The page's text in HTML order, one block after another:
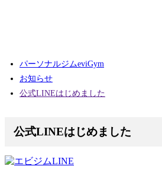
パーソナルジムeviGym
お知らせ
公式LINEはじめました
公式LINEはじめました